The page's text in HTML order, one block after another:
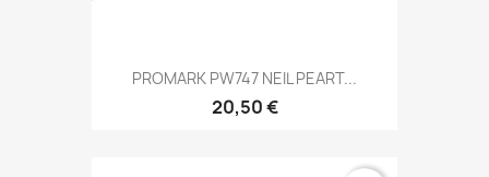
PROMARK PW747 NEIL PEART...
20,50 €